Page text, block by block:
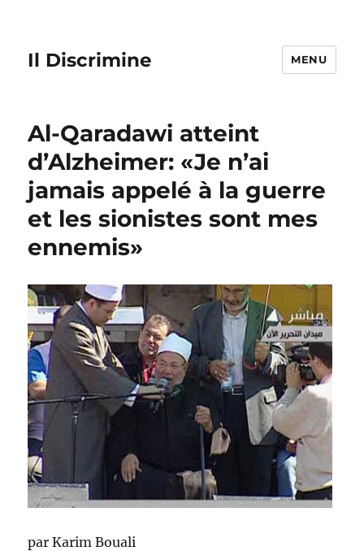
Il Discrimine MENU
Al-Qaradawi atteint
d’Alzheimer: «Je n’ai
jamais appelé à la guerre
et les sionistes sont mes
ennemis»
par Karim Bouali